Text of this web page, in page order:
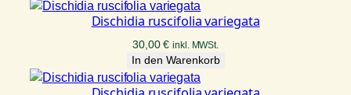
Dischidia ruscifolia variegata
30,00€ inkl. MWSt.
In den Warenkorb